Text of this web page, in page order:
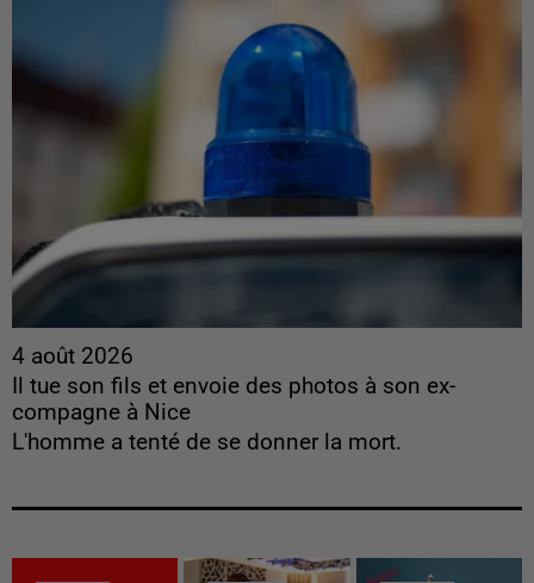
4 août 2026
Il tue son fils et envoie des photos à son ex-
compagne à Nice
L'homme a tenté de se donner la mort.